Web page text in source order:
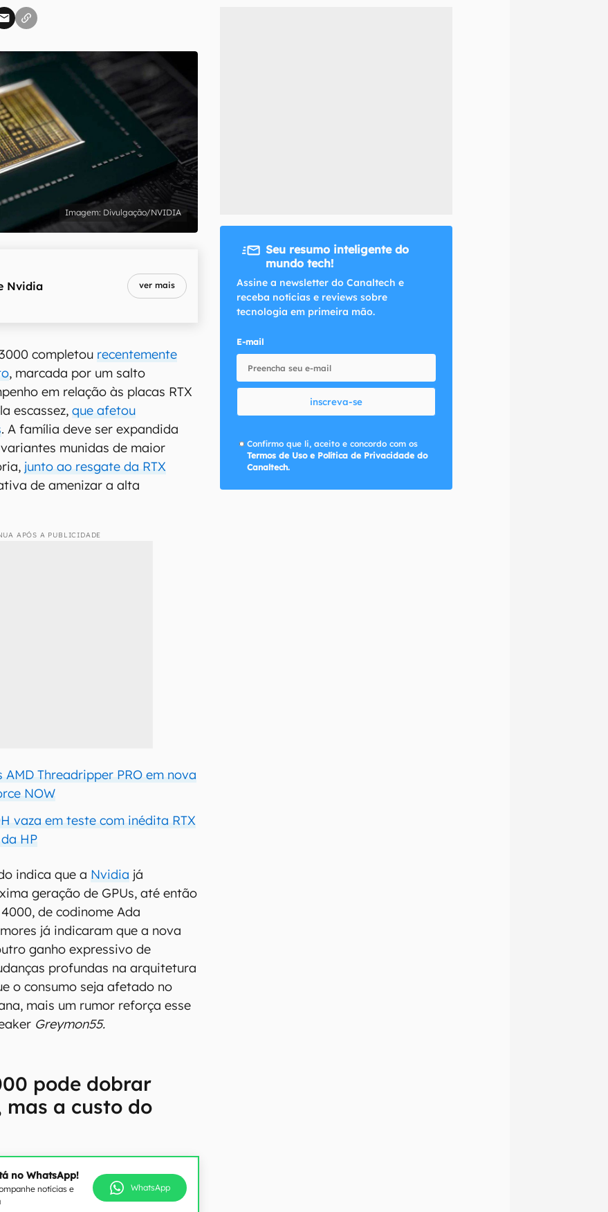
inscreva-se
e concordo com os Termos de Uso e Política de Privacidade do Canaltech.
Divulgação/NVIDIA
Nvidia ver mais
completou recentemente
, marcada por um salto
em relação às placas RTX
escassez,que afetou
. A família deve ser expandida
munidas de maior
junto ao resgate da RTX
de amenizar a alta
APÓS A PUBLICIDADE
Threadripper PRO em nova
NOW
vaza em teste com inédita RTX
HP
indica que a Nvidia já
geração de GPUs, até então
de codinome Ada
já indicaram que a nova
ganho expressivo de
profundas na arquitetura
o consumo seja afetado no
mais um rumor reforça esse
Greymon55.
pode dobrar
mas a custo do
no WhatsApp!
notícias e
WhatsApp
Seu resumo inteligente do
mundo tech!
Assine a newsletter do Canaltech e
receba notícias e reviews sobre
tecnologia em primeira mão.
E-mail
inscreva-se
Confirmo que li, aceito e concordo com os
Termos de Uso e Política de Privacidade do
Canaltech.